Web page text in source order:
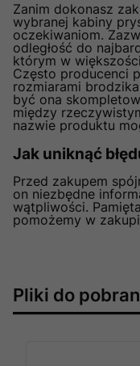
Zanim dokonasz
wybranej kabiny
oczekiwaniom.
odległość do
którym w
Często producenci
rozmiarami
być ona
między
nazwie produktu
Jak uniknąć
Przed zakupem
on niezbędne
wątpliwości.
pomożemy w
Pliki do